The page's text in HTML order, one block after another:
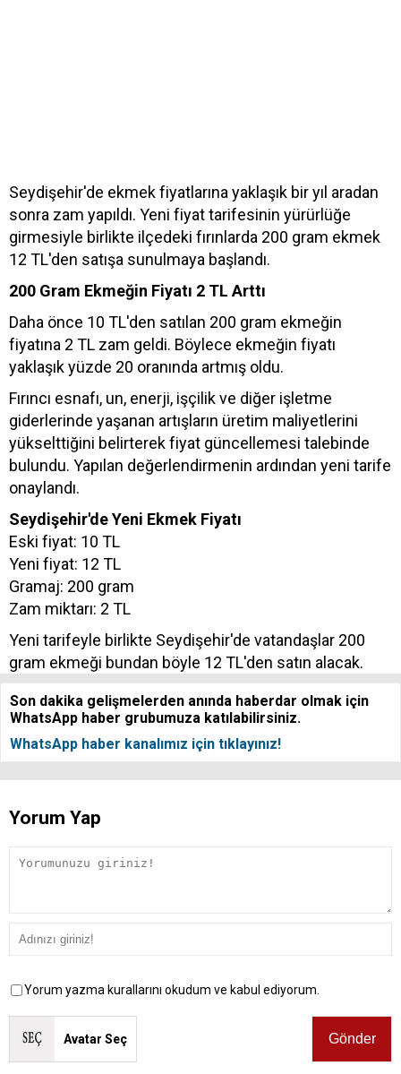
Seydişehir'de ekmek fiyatlarına yaklaşık bir yıl aradan
sonra zam yapıldı. Yeni fiyat tarifesinin yürürlüğe
girmesiyle birlikte ilçedeki fırınlarda 200 gram ekmek
12 TL'den satışa sunulmaya başlandı.
200 Gram Ekmeğin Fiyatı 2 TL Arttı
Daha önce 10 TL'den satılan 200 gram ekmeğin
fiyatına 2 TL zam geldi. Böylece ekmeğin fiyatı
yaklaşık yüzde 20 oranında artmış oldu.
Fırıncı esnafı, un, enerji, işçilik ve diğer işletme
giderlerinde yaşanan artışların üretim maliyetlerini
yükselttiğini belirterek fiyat güncellemesi talebinde
bulundu. Yapılan değerlendirmenin ardından yeni tarife
onaylandı.
Seydişehir'de Yeni Ekmek Fiyatı
Eski fiyat: 10 TL
Yeni fiyat: 12 TL
Gramaj: 200 gram
Zam miktarı: 2 TL
Yeni tarifeyle birlikte Seydişehir'de vatandaşlar 200
gram ekmeği bundan böyle 12 TL'den satın alacak.
Son dakika gelişmelerden anında haberdar olmak için
WhatsApp haber grubumuza katılabilirsiniz.
WhatsApp haber kanalımız için tıklayınız!
Yorum Yap
Yorum yazma kurallarını okudum ve kabul ediyorum.
Avatar Seç